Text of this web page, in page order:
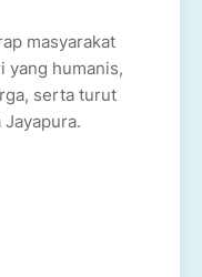
masyarakat
yang humanis,
serta turut